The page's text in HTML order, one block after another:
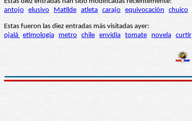
antojo elusivo Matilde atleta carajo equivocación chuico
Estas fueron las diez entradas más visitadas ayer:
ojalá etimología metro chile envidia tomate novela curtir